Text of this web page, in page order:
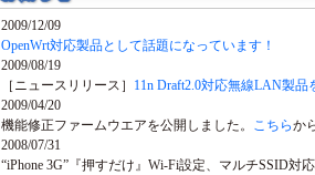
2009/12/09
OpenWrt対応製品として話題になっています！
2009/08/19
［ニュースリリース］ 11n Draft2.0対応無線LAN製
2009/04/20
機能修正ファームウエアを公開しました。 こちらか
2008/07/31
“iPhone 3G”『押すだけ』Wi-Fi設定、マルチSSID対